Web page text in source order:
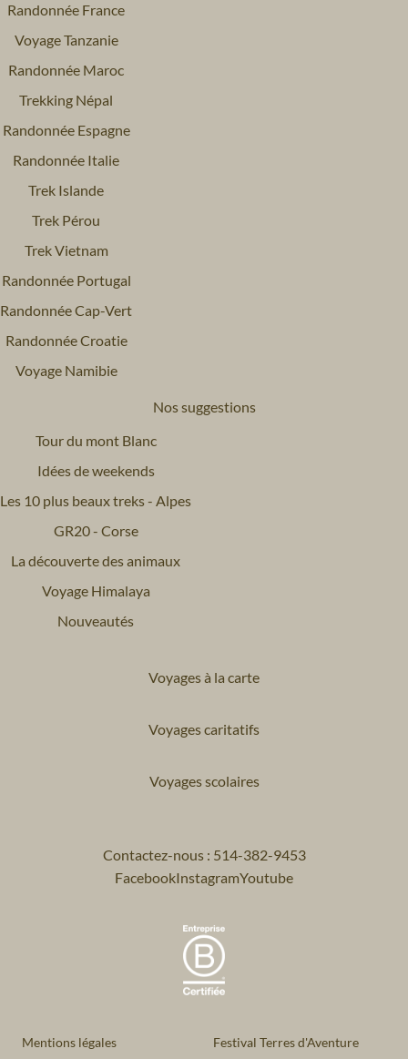
Randonnée France
Voyage Tanzanie
Randonnée Maroc
Trekking Népal
Randonnée Espagne
Randonnée Italie
Trek Islande
Trek Pérou
Trek Vietnam
Randonnée Portugal
Randonnée Cap-Vert
Randonnée Croatie
Voyage Namibie
Nos suggestions
Tour du mont Blanc
Idées de weekends
Les 10 plus beaux treks - Alpes
GR20 - Corse
La découverte des animaux
Voyage Himalaya
Nouveautés
Voyages à la carte
Voyages caritatifs
Voyages scolaires
Contactez-nous : 514-382-9453
FacebookInstagramYoutube
Mentions légales Festival Terres d'Aventure